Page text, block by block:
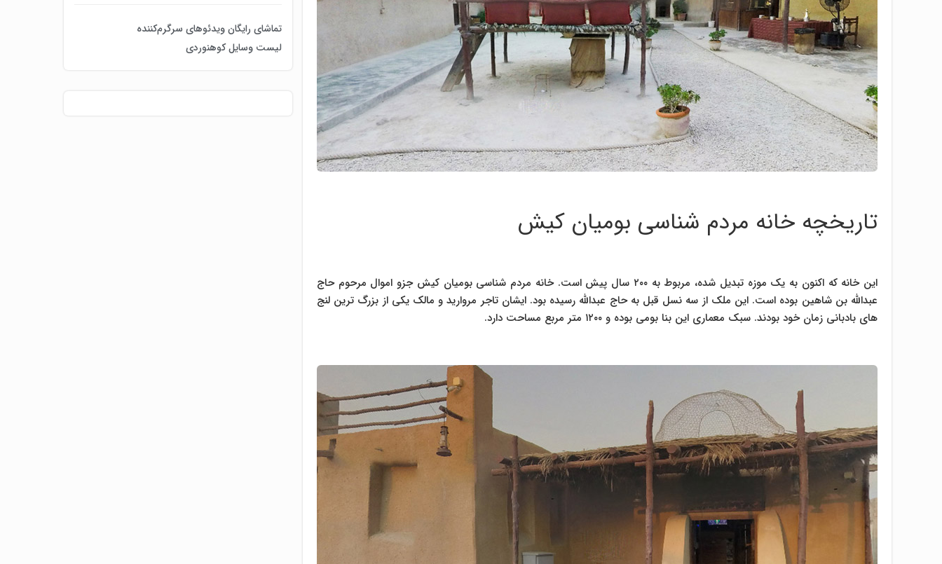
تاریخچه خانه مردم شناسی بومیان کیش
این خانه که اکنون به یک موزه تبدیل شده، مربوط به ۲۰۰ سال پیش است. خانه مردم شناسی بومیان کیش جزو اموال مرحوم حاج
عبدالله بن شاهین بوده است. این ملک از سه نسل قبل به حاج عبدالله رسیده بود. ایشان تاجر مروارید و مالک یکی از بزرگ ترین لنج
های بادبانی زمان خود بودند. سبک معماری این بنا بومی بوده و ۱۲۰۰ متر مربع مساحت دارد.
تماشای رایگان ویدئوهای سرگرم‌کننده
لیست وسایل کوهنوردی